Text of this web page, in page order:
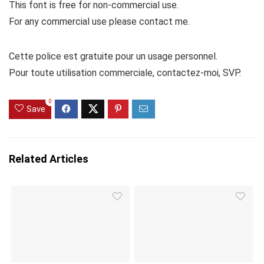
This font is free for non-commercial use.
For any commercial use please contact me.
Cette police est gratuite pour un usage personnel.
Pour toute utilisation commerciale, contactez-moi, SVP.
Save
0
Related Articles